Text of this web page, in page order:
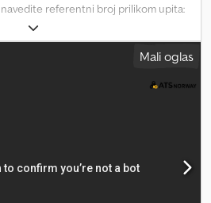
navedite referentni broj prilikom upita:
proizvodnje: 2020 • Kilometraža: oko
• Gume (vidi slike) • Dva seta
kolica • 10 sedišta • Dužina: 615
rastojanje: 364 cm •
Pogon na sva četiri točka (4x4) • 177 KS
Brza isporuka moguća. Dcedpfx
176000 Snaga (KS): 177 Tehnički
Mali oglas